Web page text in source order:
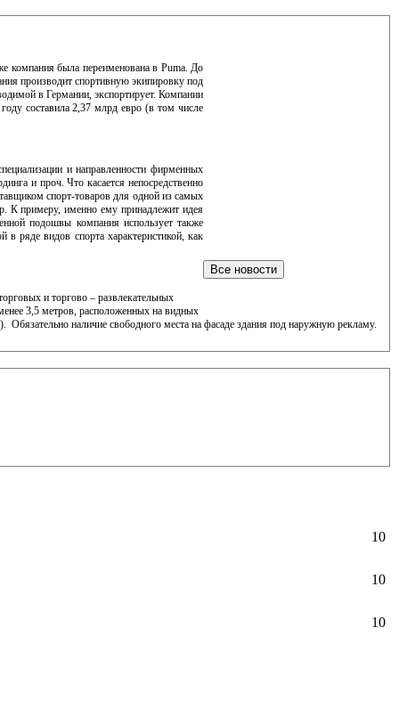
компания была переименована в Puma. До
производит спортивную экипировку под
в Германии, экспортирует. Компании
составила 2,37 млрд евро (в том числе
и направленности фирменных
и проч. Что касается непосредственно
спорт-товаров для одной из самых
примеру, именно ему принадлежит идея
подошвы компания использует также
ряде видов спорта характеристикой, как
и торгово – развлекательных
3,5 метров, расположенных на видных
Обязательно наличие свободного места на фасаде здания под наружную рекламу.
10
10
10